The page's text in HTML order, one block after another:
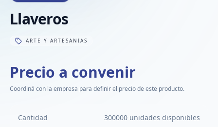
Llaveros
ARTE Y ARTESANIAS
Precio a convenir
Coordiná con la empresa para definir el precio de este producto.
Cantidad 300000 unidades disponibles